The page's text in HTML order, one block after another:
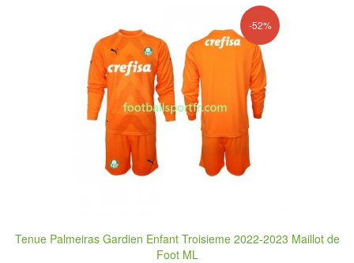
-52%
Tenue Palmeiras Gardien Enfant Troisieme 2022-2023 Maillot de
Foot ML